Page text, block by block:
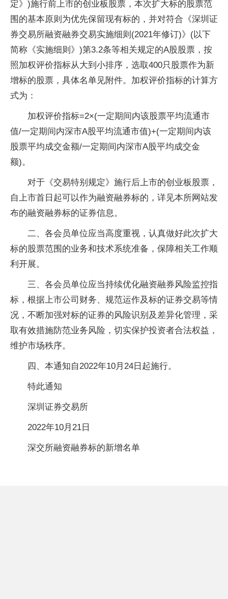
定》)施行前上市的创业板股票，本次扩大标的股票范
围的基本原则为优先保留现有标的，并对符合《深圳证
券交易所融资融券交易实施细则(2021年修订)》(以下
简称《实施细则》)第3.2条等相关规定的A股股票，按
照加权评价指标从大到小排序，选取400只股票作为新
增标的股票，具体名单见附件。加权评价指标的计算方
式为：
加权评价指标=2×(一定期间内该股票平均流通市
值/一定期间内深市A股平均流通市值)+(一定期间内该
股票平均成交金额/一定期间内深市A股平均成交金
额)。
对于《交易特别规定》施行后上市的创业板股票，
自上市首日起可以作为融资融券标的，详见本所网站发
布的融资融券标的证券信息。
二、各会员单位应当高度重视，认真做好此次扩大
标的股票范围的业务和技术系统准备，保障相关工作顺
利开展。
三、各会员单位应当持续优化融资融券风险监控指
标，根据上市公司财务、规范运作及标的证券交易等情
况，不断加强对标的证券的风险识别及差异化管理，采
取有效措施防范业务风险，切实保护投资者合法权益，
维护市场秩序。
四、本通知自2022年10月24日起施行。
特此通知
深圳证券交易所
2022年10月21日
深交所融资融券标的新增名单